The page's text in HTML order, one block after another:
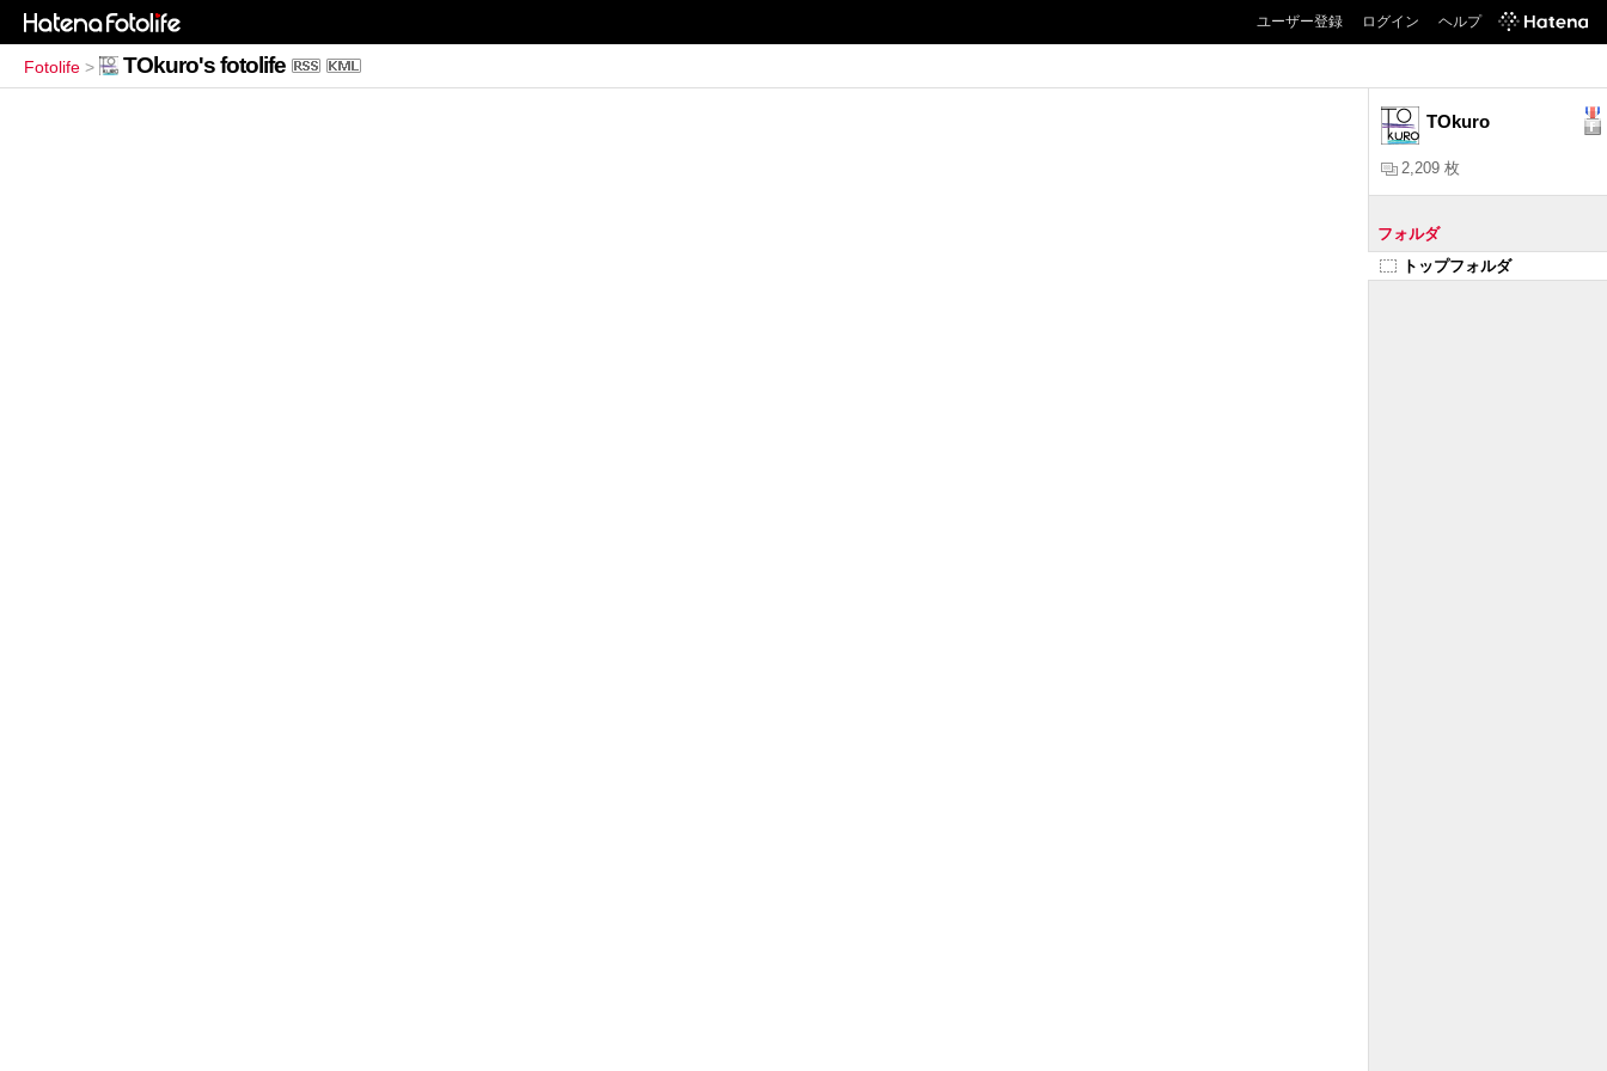
ユーザー登録 ログイン ヘルプ
Fotolife > TOkuro's fotolife
TOkuro
2,209 枚
フォルダ
トップフォルダ